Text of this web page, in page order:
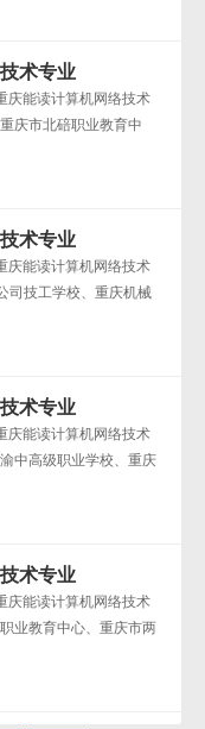
术专业
庆能读计算机网络技术
庆市北碚职业教育中
术专业
庆能读计算机网络技术
司技工学校、重庆机械
术专业
庆能读计算机网络技术
中高级职业学校、重庆
术专业
庆能读计算机网络技术
业教育中心、重庆市两